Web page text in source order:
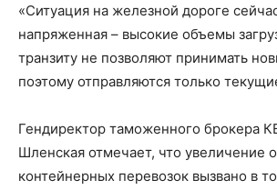
«Ситуация на железной дороге
напряженная – высокие объемы
транзиту не позволяют принимать
поэтому отправляются только
Гендиректор таможенного брокера
Шленская отмечает, что увеличение
контейнерных перевозок вызвано в